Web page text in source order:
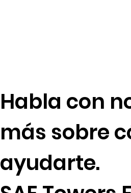
Habla con
más sobre
ayudarte.